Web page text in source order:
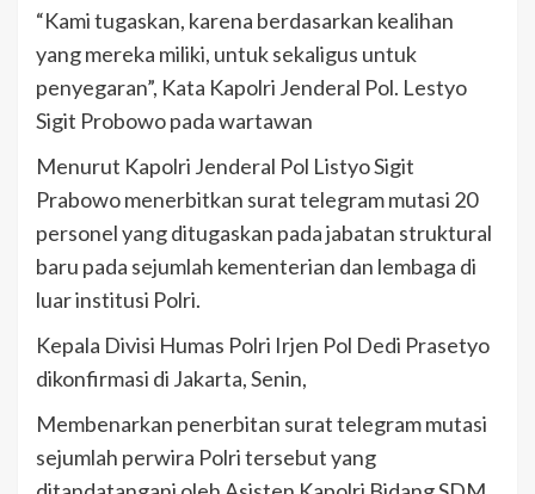
“Kami tugaskan, karena berdasarkan kealihan
yang mereka miliki, untuk sekaligus untuk
penyegaran”, Kata Kapolri Jenderal Pol. Lestyo
Sigit Probowo pada wartawan
Menurut Kapolri Jenderal Pol Listyo Sigit
Prabowo menerbitkan surat telegram mutasi 20
personel yang ditugaskan pada jabatan struktural
baru pada sejumlah kementerian dan lembaga di
luar institusi Polri.
Kepala Divisi Humas Polri Irjen Pol Dedi Prasetyo
dikonfirmasi di Jakarta, Senin,
Membenarkan penerbitan surat telegram mutasi
sejumlah perwira Polri tersebut yang